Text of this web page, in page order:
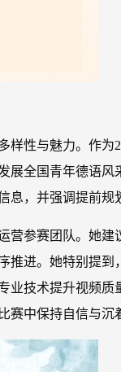
样性与魅力。作为
展全国青年德语风
，并强调提前规
营参赛团队。她建
推进。她特别提到
业技术提升视频质
赛中保持自信与沉